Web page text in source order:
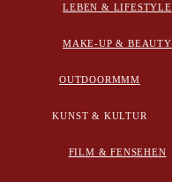
LEBEN & LIFESTYLE
MAKE-UP & BEAUTY
OUTDOORMMM
KUNST & KULTUR
FILM & FENSEHEN